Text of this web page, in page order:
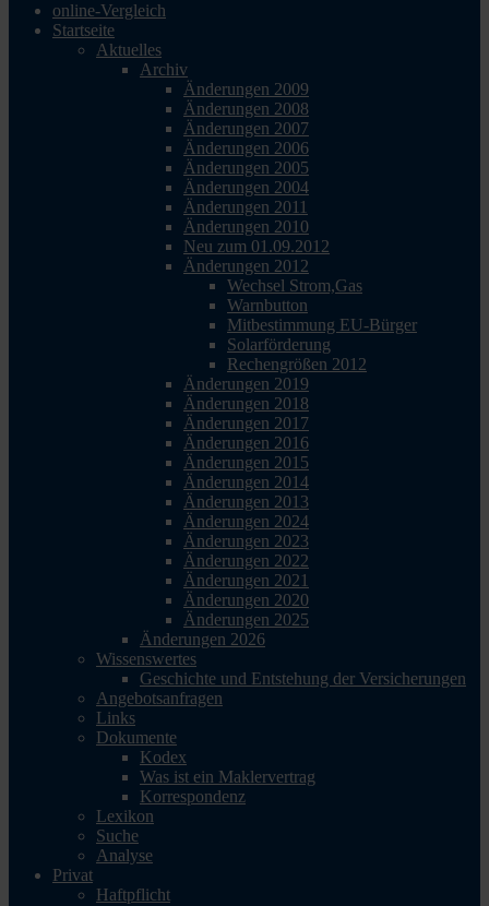
online-Vergleich
Startseite
Aktuelles
Archiv
Änderungen 2009
Änderungen 2008
Änderungen 2007
Änderungen 2006
Änderungen 2005
Änderungen 2004
Änderungen 2011
Änderungen 2010
Neu zum 01.09.2012
Änderungen 2012
Wechsel Strom,Gas
Warnbutton
Mitbestimmung EU-Bürger
Solarförderung
Rechengrößen 2012
Änderungen 2019
Änderungen 2018
Änderungen 2017
Änderungen 2016
Änderungen 2015
Änderungen 2014
Änderungen 2013
Änderungen 2024
Änderungen 2023
Änderungen 2022
Änderungen 2021
Änderungen 2020
Änderungen 2025
Änderungen 2026
Wissenswertes
Geschichte und Entstehung der Versicherungen
Angebotsanfragen
Links
Dokumente
Kodex
Was ist ein Maklervertrag
Korrespondenz
Lexikon
Suche
Analyse
Privat
Haftpflicht